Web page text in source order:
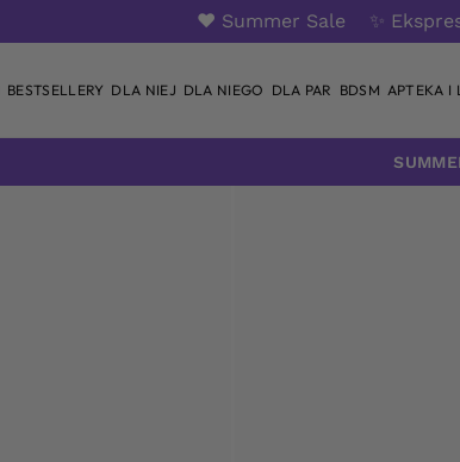
❤️ Summer Sale ✨
BESTSELLERY DLA NIEJ DLA NIEGO DLA PAR BDSM APTEKA I